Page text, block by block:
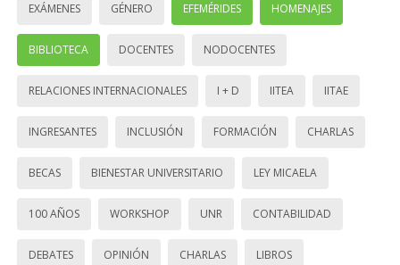
EXÁMENES GÉNERO EFEMÉRIDES HOMENAJES
BIBLIOTECA DOCENTES NODOCENTES
RELACIONES INTERNACIONALES I + D IITEA IITAE
INGRESANTES INCLUSIÓN FORMACIÓN CHARLAS
BECAS BIENESTAR UNIVERSITARIO LEY MICAELA
100 AÑOS WORKSHOP UNR CONTABILIDAD
DEBATES OPINIÓN CHARLAS LIBROS